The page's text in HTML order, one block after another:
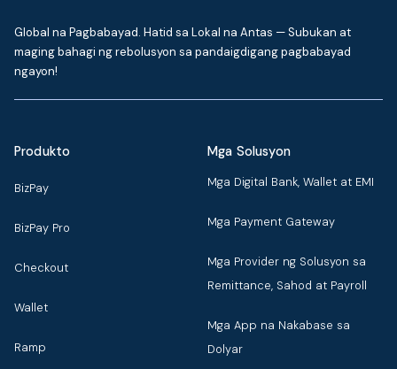
Global na Pagbabayad. Hatid sa Lokal na Antas — Subukan at
maging bahagi ng rebolusyon sa pandaigdigang pagbabayad
ngayon!
Produkto
BizPay
BizPay Pro
Checkout
Wallet
Ramp
Mga Solusyon
Mga Digital Bank, Wallet at EMI
Mga Payment Gateway
Mga Provider ng Solusyon sa
Remittance, Sahod at Payroll
Mga App na Nakabase sa
Dolyar